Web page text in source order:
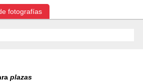
fotografías
plazas